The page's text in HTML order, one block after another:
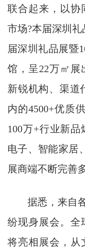
联合起来，以协
市场?本届深圳礼
届深圳礼品展暨
馆，呈22万㎡展
新锐机构、渠道
内的4500+优质
100万+行业新
电子、智能家居
展商端不断完善
据悉，来自各
纷现身展会。全
将亮相展会，从